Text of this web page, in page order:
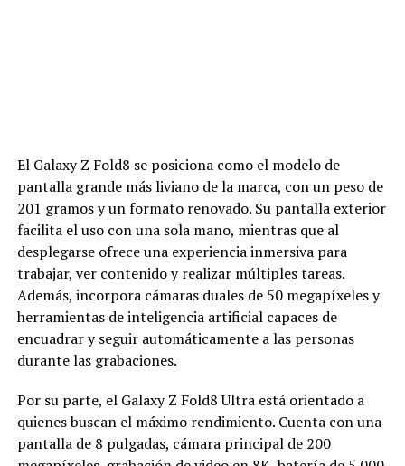
El Galaxy Z Fold8 se posiciona como el modelo de
pantalla grande más liviano de la marca, con un peso de
201 gramos y un formato renovado. Su pantalla exterior
facilita el uso con una sola mano, mientras que al
desplegarse ofrece una experiencia inmersiva para
trabajar, ver contenido y realizar múltiples tareas.
Además, incorpora cámaras duales de 50 megapíxeles y
herramientas de inteligencia artificial capaces de
encuadrar y seguir automáticamente a las personas
durante las grabaciones.
Por su parte, el Galaxy Z Fold8 Ultra está orientado a
quienes buscan el máximo rendimiento. Cuenta con una
pantalla de 8 pulgadas, cámara principal de 200